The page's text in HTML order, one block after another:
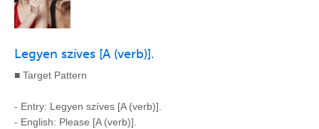
Legyen szíves [A (verb)].
■ Target Pattern
- Entry: Legyen szíves [A (verb)].
- English: Please [A (verb)].